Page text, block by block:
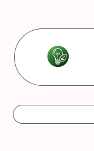
content
L
e
s
astuces